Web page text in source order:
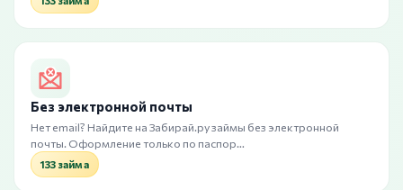
Без электронной почты
Нет email? Найдите на Забирай.ру займы без электронной
почты. Оформление только по паспор…
133 займа